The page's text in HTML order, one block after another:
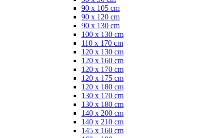
90 x 105 cm
90 x 120 cm
90 x 130 cm
100 x 130 cm
110 x 170 cm
120 x 130 cm
120 x 160 cm
120 x 170 cm
120 x 175 cm
120 x 180 cm
130 x 170 cm
130 x 180 cm
140 x 200 cm
140 x 210 cm
145 x 160 cm